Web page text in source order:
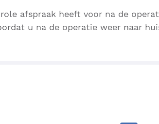
afspraak heeft voor na de
u na de operatie weer naar